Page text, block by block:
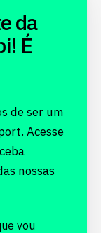
da
É
de ser um
Acesse
nossas
vou